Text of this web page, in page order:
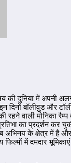
की दुनिया में अपनी
दिनों बॉलीवुड और
रहने वाली मोनिका
का प्रदर्शन कर
अभिनय के क्षेत्र में है और
फिल्मों में दमदार